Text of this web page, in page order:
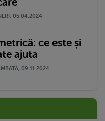
05.04.2024
ce este și
ajuta
09.11.2024